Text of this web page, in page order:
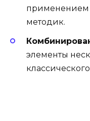
применением
методик.
элементы